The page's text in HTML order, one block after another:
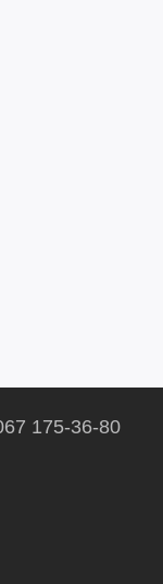
175-36-80